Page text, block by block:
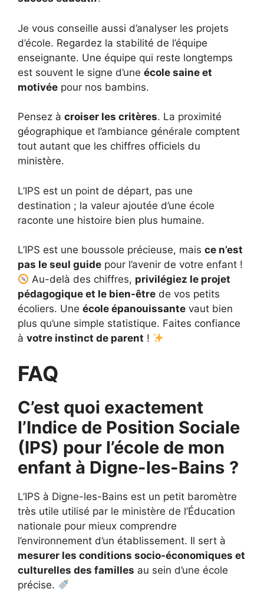
Je vous conseille aussi d’analyser les projets
d’école. Regardez la stabilité de l’équipe
enseignante. Une équipe qui reste longtemps
est souvent le signe d’une école saine et
motivée pour nos bambins.
Pensez à croiser les critères. La proximité
géographique et l’ambiance générale comptent
tout autant que les chiffres officiels du
ministère.
L’IPS est un point de départ, pas une
destination ; la valeur ajoutée d’une école
raconte une histoire bien plus humaine.
L’IPS est une boussole précieuse, mais ce n’est
pas le seul guide pour l’avenir de votre enfant !
Au-delà des chiffres, privilégiez le projet
pédagogique et le bien-être de vos petits
écoliers. Une école épanouissante vaut bien
plus qu’une simple statistique. Faites confiance
à votre instinct de parent !
FAQ
C’est quoi exactement
l’Indice de Position Sociale
(IPS) pour l’école de mon
enfant à Digne-les-Bains ?
L’IPS à Digne-les-Bains est un petit baromètre
très utile utilisé par le ministère de l’Éducation
nationale pour mieux comprendre
l’environnement d’un établissement. Il sert à
mesurer les conditions socio-économiques et
culturelles des familles au sein d’une école
précise.